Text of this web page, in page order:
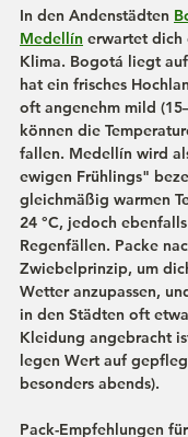
In den Andenstädten
Medellín erwartet dich
Klima. Bogotá liegt
hat ein frisches
oft angenehm mild
können die
fallen. Medellín wird
ewigen Frühlings"
gleichmäßig warmen
24 °C, jedoch
Regenfällen. Packe
Zwiebelprinzip, um
Wetter anzupassen,
in den Städten oft
Kleidung angebracht
legen Wert auf
besonders abends).
Pack-Empfehlungen